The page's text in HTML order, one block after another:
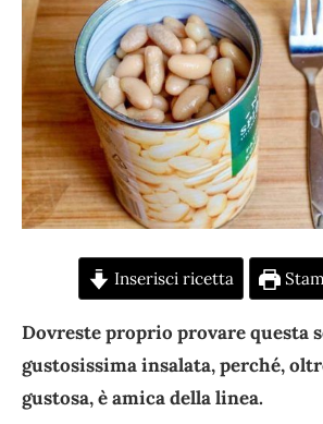
Inserisci ricetta
Dovreste proprio provare questa
gustosissima insalata, perché,
gustosa, è amica della linea.